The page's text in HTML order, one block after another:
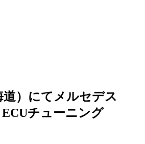
道）にてメルセデス
チューニング